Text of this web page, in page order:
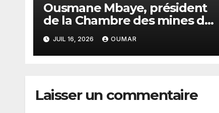
Ousmane Mbaye, président
de la Chambre des mines du
Sénégal : « C’est l’Etat qui
doit assurer le financement
des infrastructures »
JUIL 16, 2026 OUMAR
Laisser un commentaire